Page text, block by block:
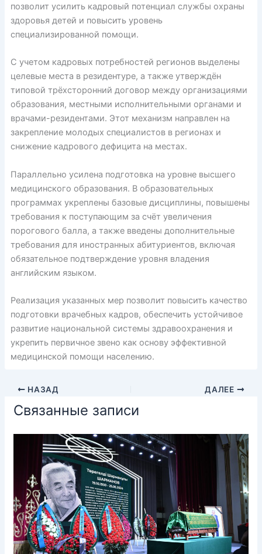
позволит усилить кадровый потенциал службы охраны
здоровья детей и повысить уровень
специализированной помощи.
С учетом кадровых потребностей регионов выделены
целевые места в резидентуре, а также утверждён
типовой трёхсторонний договор между организациями
образования, местными исполнительными органами и
врачами-резидентами. Этот механизм направлен на
закрепление молодых специалистов в регионах и
снижение кадрового дефицита на местах.
Параллельно усилена подготовка на уровне высшего
медицинского образования. В образовательных
программах укреплены базовые дисциплины, повышены
требования к поступающим за счёт увеличения
порогового балла, а также введены дополнительные
требования для иностранных абитуриентов, включая
обязательное подтверждение уровня владения
английским языком.
Реализация указанных мер позволит повысить качество
подготовки врачебных кадров, обеспечить устойчивое
развитие национальной системы здравоохранения и
укрепить первичное звено как основу эффективной
медицинской помощи населению.
НАЗАД ДАЛЕЕ
Связанные записи